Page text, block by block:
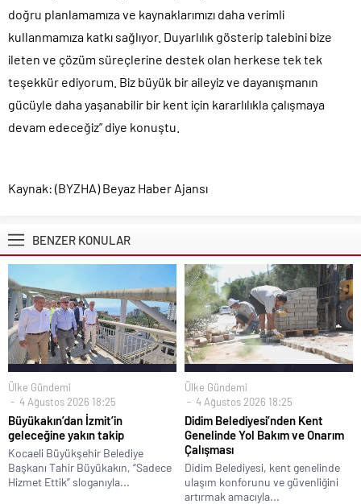
doğru planlamamıza ve kaynaklarımızı daha verimli
kullanmamıza katkı sağlıyor. Duyarlılık gösterip talebini bize
ileten ve çözüm süreçlerine destek olan herkese tek tek
teşekkür ediyorum. Biz büyük bir aileyiz ve dayanışmanın
gücüyle daha yaşanabilir bir kent için kararlılıkla çalışmaya
devam edeceğiz” diye konuştu.
Kaynak: (BYZHA) Beyaz Haber Ajansı
BENZER KONULAR
Ülke Gündemi
4 Ağustos 2026 18:25
Büyükakın’dan İzmit’in
geleceğine yakın takip
Kocaeli Büyükşehir Belediye
Başkanı Tahir Büyükakın, “Sadece
Hizmet Ettik” sloganıyla...
Ülke Gündemi
4 Ağustos 2026 18:25
Didim Belediyesi’nden Kent
Genelinde Yol Bakım ve Onarım
Çalışması
Didim Belediyesi, kent genelinde
ulaşım konforunu ve güvenliğini
artırmak amacıyla...